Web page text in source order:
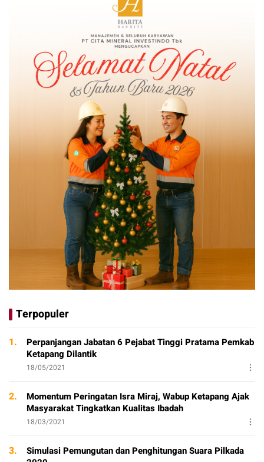
Terpopuler
1.
Perpanjangan Jabatan 6 Pejabat Tinggi Pratama Pemkab
Ketapang Dilantik
18/05/2021
2.
Momentum Peringatan Isra Miraj, Wabup Ketapang Ajak
Masyarakat Tingkatkan Kualitas Ibadah
18/03/2021
3.
Simulasi Pemungutan dan Penghitungan Suara Pilkada